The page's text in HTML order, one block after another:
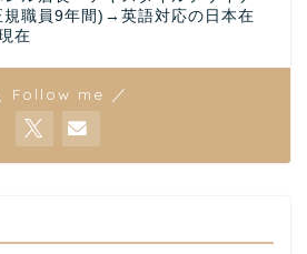
職員9年間)→英語対応の日本在
在
Follow me ／